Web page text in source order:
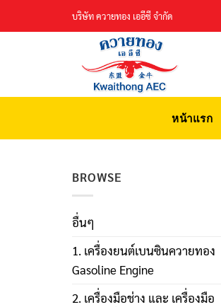
บริษัท ควายทอง เออีซี จำกัด
หน้าแรก
BROWSE
อื่นๆ
1. เครื่องยนต์เบนซินควายทอง
Gasoline Engine
2. เครื่องมือช่าง และ เครื่องมือ